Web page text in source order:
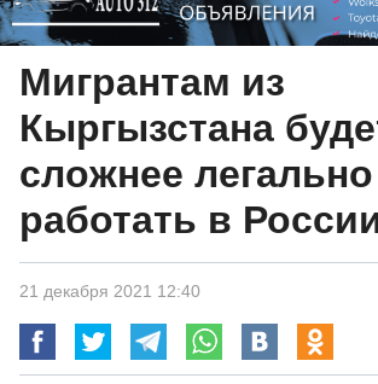
Мигрантам из
Кыргызстана
сложнее легально
работать в
21 декабря 2021 12:40